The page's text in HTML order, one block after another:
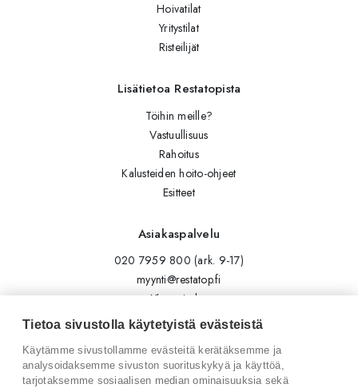
Hoivatilat
Yritystilat
Risteilijät
Lisätietoa Restatopista
Töihin meille?
Vastuullisuus
Rahoitus
Kalusteiden hoito-ohjeet
Esitteet
Asiakaspalvelu
020 7959 800 (ark. 9-17)
myynti@restatop.fi
Yhteystiedot
Lähetä viesti
Seuraa meitä
Tietoa sivustolla käytetyistä evästeistä
Käytämme sivustollamme evästeitä kerätäksemme ja
analysoidaksemme sivuston suorituskykyä ja käyttöä,
tarjotaksemme sosiaalisen median ominaisuuksia sekä